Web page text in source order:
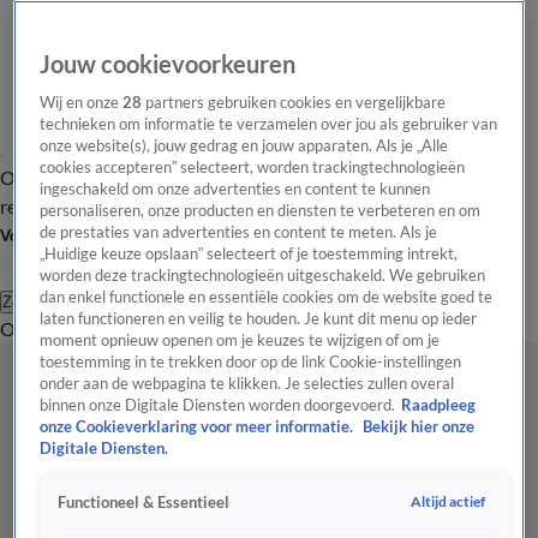
Overzicht Laatste nieuws Regionieuws Het beste van Hart
Tip de
redactie
Volg Hart van Nederland
Zoeken
OverzichtRegioUitzendingenWeerTip de redactiePanelVideo's
Jouw cookievoorkeuren
Wij en onze28 partners gebruiken cookies en vergelijkbare
technieken om informatie te verzamelen over jou als gebruiker van
onze website(s), jouw gedrag en jouw apparaten. Als je „Alle
cookies accepteren” selecteert, worden trackingtechnologieën
ingeschakeld om onze advertenties en content te kunnen
personaliseren, onze producten en diensten te verbeteren en om
de prestaties van advertenties en content te meten. Als je
„Huidige keuze opslaan” selecteert of je toestemming intrekt,
worden deze trackingtechnologieën uitgeschakeld. We gebruiken
dan enkel functionele en essentiële cookies om de website goed te
laten functioneren en veilig te houden. Je kunt dit menu op ieder
moment opnieuw openen om je keuzes te wijzigen of om je
toestemming in te trekken door op de link Cookie-instellingen
onder aan de webpagina te klikken. Je selecties zullen overal
binnen onze Digitale Diensten worden doorgevoerd. Raadpleeg
onze Cookieverklaring voor meer informatie.
Bekijk hier onze
Digitale Diensten.
Functioneel & Essentieel Altijd actief